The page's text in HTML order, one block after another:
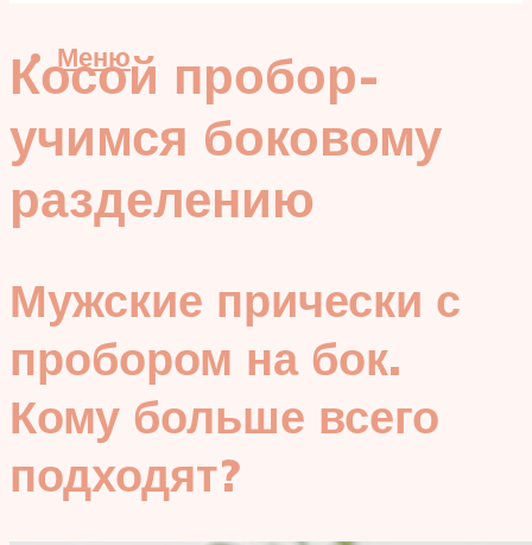
Меню
Косой пробор-
учимся боковому
разделению
Мужские прически с
пробором на бок.
Кому больше всего
подходят?